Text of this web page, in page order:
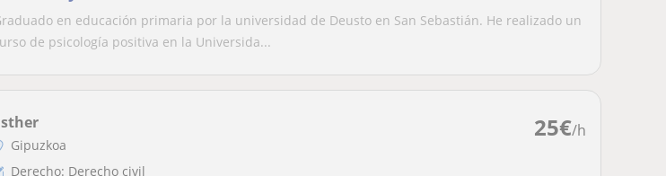
en educación primaria por la universidad de Deusto en San Sebastián. He realizado un
de psicología positiva en la Universida...
25€/h
Gipuzkoa
Derecho: Derecho civil